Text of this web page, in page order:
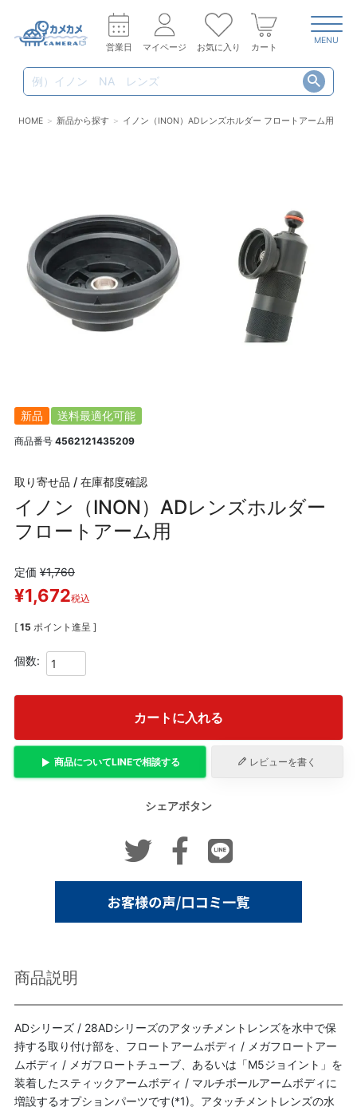
営業日 マイページ お気に入り カート
MENU
HOME 新品から探す イノン（INON）ADレンズホルダー フロートアーム用
新品 送料最適化可能
商品番号 4562121435209
取り寄せ品 / 在庫都度確認
イノン（INON）ADレンズホルダー
フロートアーム用
定価 ¥1,760
¥1,672税込
[ 15 ポイント進呈 ]
カートに入れる
商品についてLINEで相談する レビューを書く
シェアボタン
商品説明
ADシリーズ / 28ADシリーズのアタッチメントレンズを水中で保
持する取り付け部を、フロートアームボディ / メガフロートアー
ムボディ / メガフロートチューブ、あるいは「M5ジョイント」を
装着したスティックアームボディ / マルチボールアームボディに
増設するオプションパーツです(*1)。アタッチメントレンズの水